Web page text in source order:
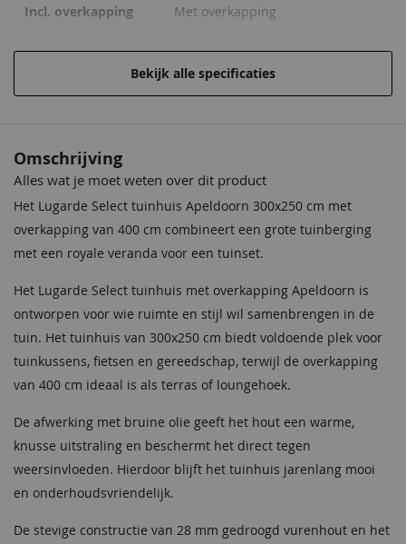
Incl. overkapping Met overkapping
Incl. berging Met berging
Afmeting (LxB) 676 x 250
Wandhoogte 223 cm
Nokhoogte 250 cm
Wanddikte 28mm
Garantie
Op dit product ontvangt u 5 jaar
garantie.
Extra informatie Inclusief daktrimmen
Wandhoogte 223 cm
Oversteek zijkanten 23 cm
achterkant
Bekijk alle specificaties
Omschrijving
Alles wat je moet weten over dit product
Het Lugarde Select tuinhuis Apeldoorn 300x250 cm met
overkapping van 400 cm combineert een grote tuinberging
met een royale veranda voor een tuinset.
Het Lugarde Select tuinhuis met overkapping Apeldoorn is
ontworpen voor wie ruimte en stijl wil samenbrengen in de
tuin. Het tuinhuis van 300x250 cm biedt voldoende plek voor
tuinkussens, fietsen en gereedschap, terwijl de overkapping
van 400 cm ideaal is als terras of loungehoek.
De afwerking met bruine olie geeft het hout een warme,
knusse uitstraling en beschermt het direct tegen
weersinvloeden. Hierdoor blijft het tuinhuis jarenlang mooi
en onderhoudsvriendelijk.
De stevige constructie van 28 mm gedroogd vurenhout en het